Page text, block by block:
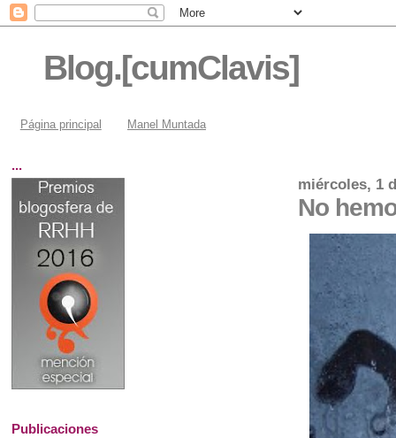
Blog.[cumClavis]
Página principal Manel Muntada
miércoles, 1
No
...
Publicaciones